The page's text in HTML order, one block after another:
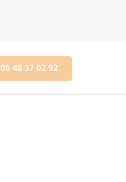
06 48 37 02 92